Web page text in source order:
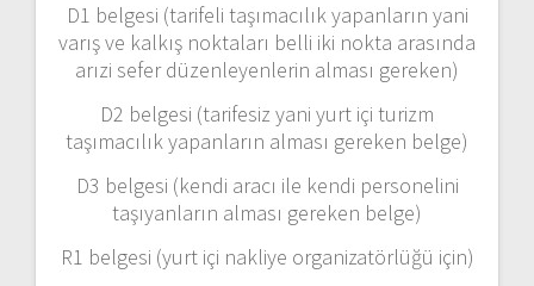
D1 belgesi (tarifeli taşımacılık yapanların yani
varış ve kalkış noktaları belli iki nokta arasında
arızi sefer düzenleyenlerin alması gereken)
D2 belgesi (tarifesiz yani yurt içi turizm
taşımacılık yapanların alması gereken belge)
D3 belgesi (kendi aracı ile kendi personelini
taşıyanların alması gereken belge)
R1 belgesi (yurt içi nakliye organizatörlüğü için)